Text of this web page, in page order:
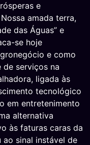
e
amada terra,
das Águas” e
se hoje
e como
serviços na
ligada às
tecnológico
em entretenimento
alternativa
às faturas caras da
ao sinal instável de